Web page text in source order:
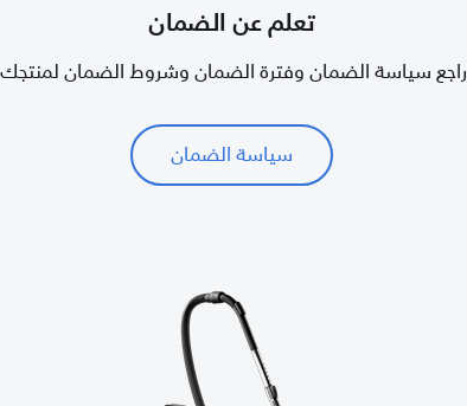
تعلم عن الضمان
راجع سياسة الضمان وفترة الضمان وشروط الضمان
سياسة الضمان